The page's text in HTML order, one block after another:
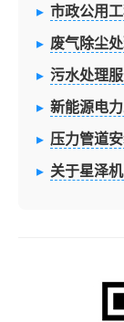
▸ 市政公用
▸ 废气除尘
▸ 污水处理
▸ 新能源电
▸ 压力管道
▸ 关于星泽